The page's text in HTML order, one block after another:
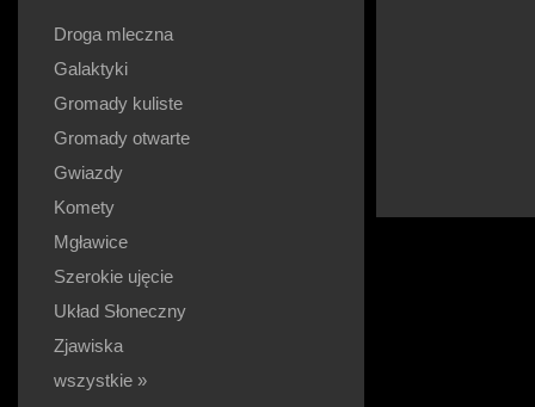
Droga mleczna
Galaktyki
Gromady kuliste
Gromady otwarte
Gwiazdy
Komety
Mgławice
Szerokie ujęcie
Układ Słoneczny
Zjawiska
wszystkie »